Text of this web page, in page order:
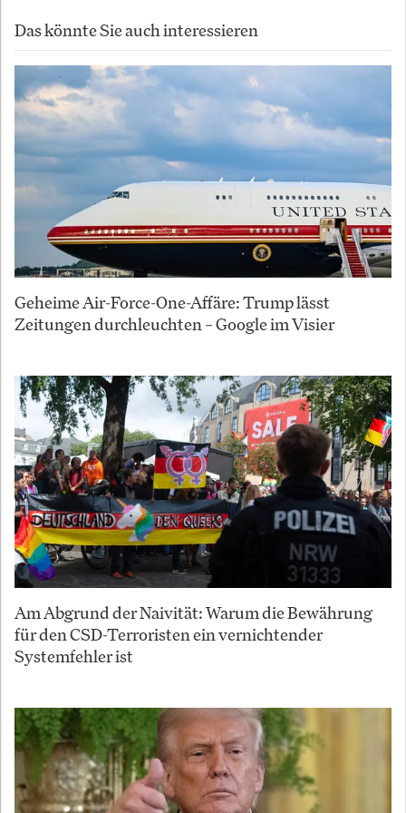
Das könnte Sie auch interessieren
Geheime Air-Force-One-Affäre: Trump lässt
Zeitungen durchleuchten – Google im Visier
Am Abgrund der Naivität: Warum die Bewährung
für den CSD-Terroristen ein vernichtender
Systemfehler ist